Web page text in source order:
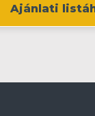
Ajánlati